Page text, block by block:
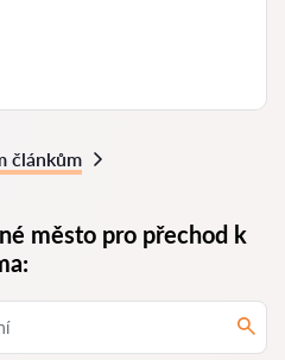
článkům
město pro přechod k